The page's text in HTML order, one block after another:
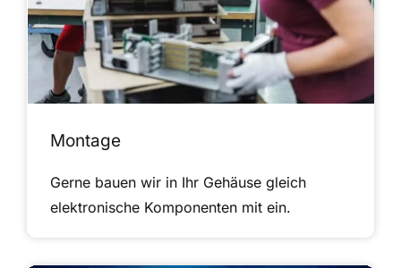
Montage
Gerne bauen wir in Ihr Gehäuse gleich
elektronische Komponenten mit ein.